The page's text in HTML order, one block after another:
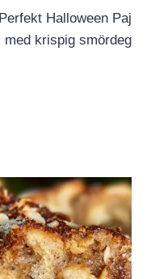
Perfekt Halloween Paj
med krispig smördeg